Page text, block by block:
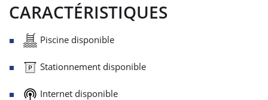
CARACTÉRISTIQUES
Piscine disponible
Stationnement disponible
Internet disponible